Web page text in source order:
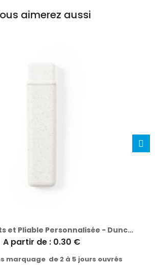
aimerez aussi
Brosse à Dents et Pliable Personnalisée - Duncan
A partir de : 0.30 €
marquage de 2 à 5 jours ouvrés